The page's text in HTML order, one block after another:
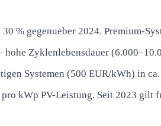
% gegenueber 2024. Premium-
Zyklenlebensdauer
Systemen (500 EUR/kWh) in ca.
kWp PV-Leistung. Seit 2023 gilt